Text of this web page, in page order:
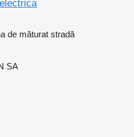
de măturat stradă
SA